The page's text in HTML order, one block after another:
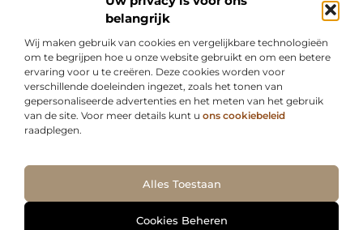
belangrijk
Wij maken gebruik van cookies en vergelijkbare technologieën
om te begrijpen hoe u onze website gebruikt en om een betere
ervaring voor u te creëren. Deze cookies worden voor
verschillende doeleinden ingezet, zoals het tonen van
gepersonaliseerde advertenties en het meten van het gebruik
van de site. Voor meer details kunt u ons cookiebeleid
raadplegen.
Alles Toestaan
Cookies Beheren
Onze informatie
Bericht categorie
Cookiebeleid (EU)
@2025 www.knaapfashion.nl. All Right Reserved.